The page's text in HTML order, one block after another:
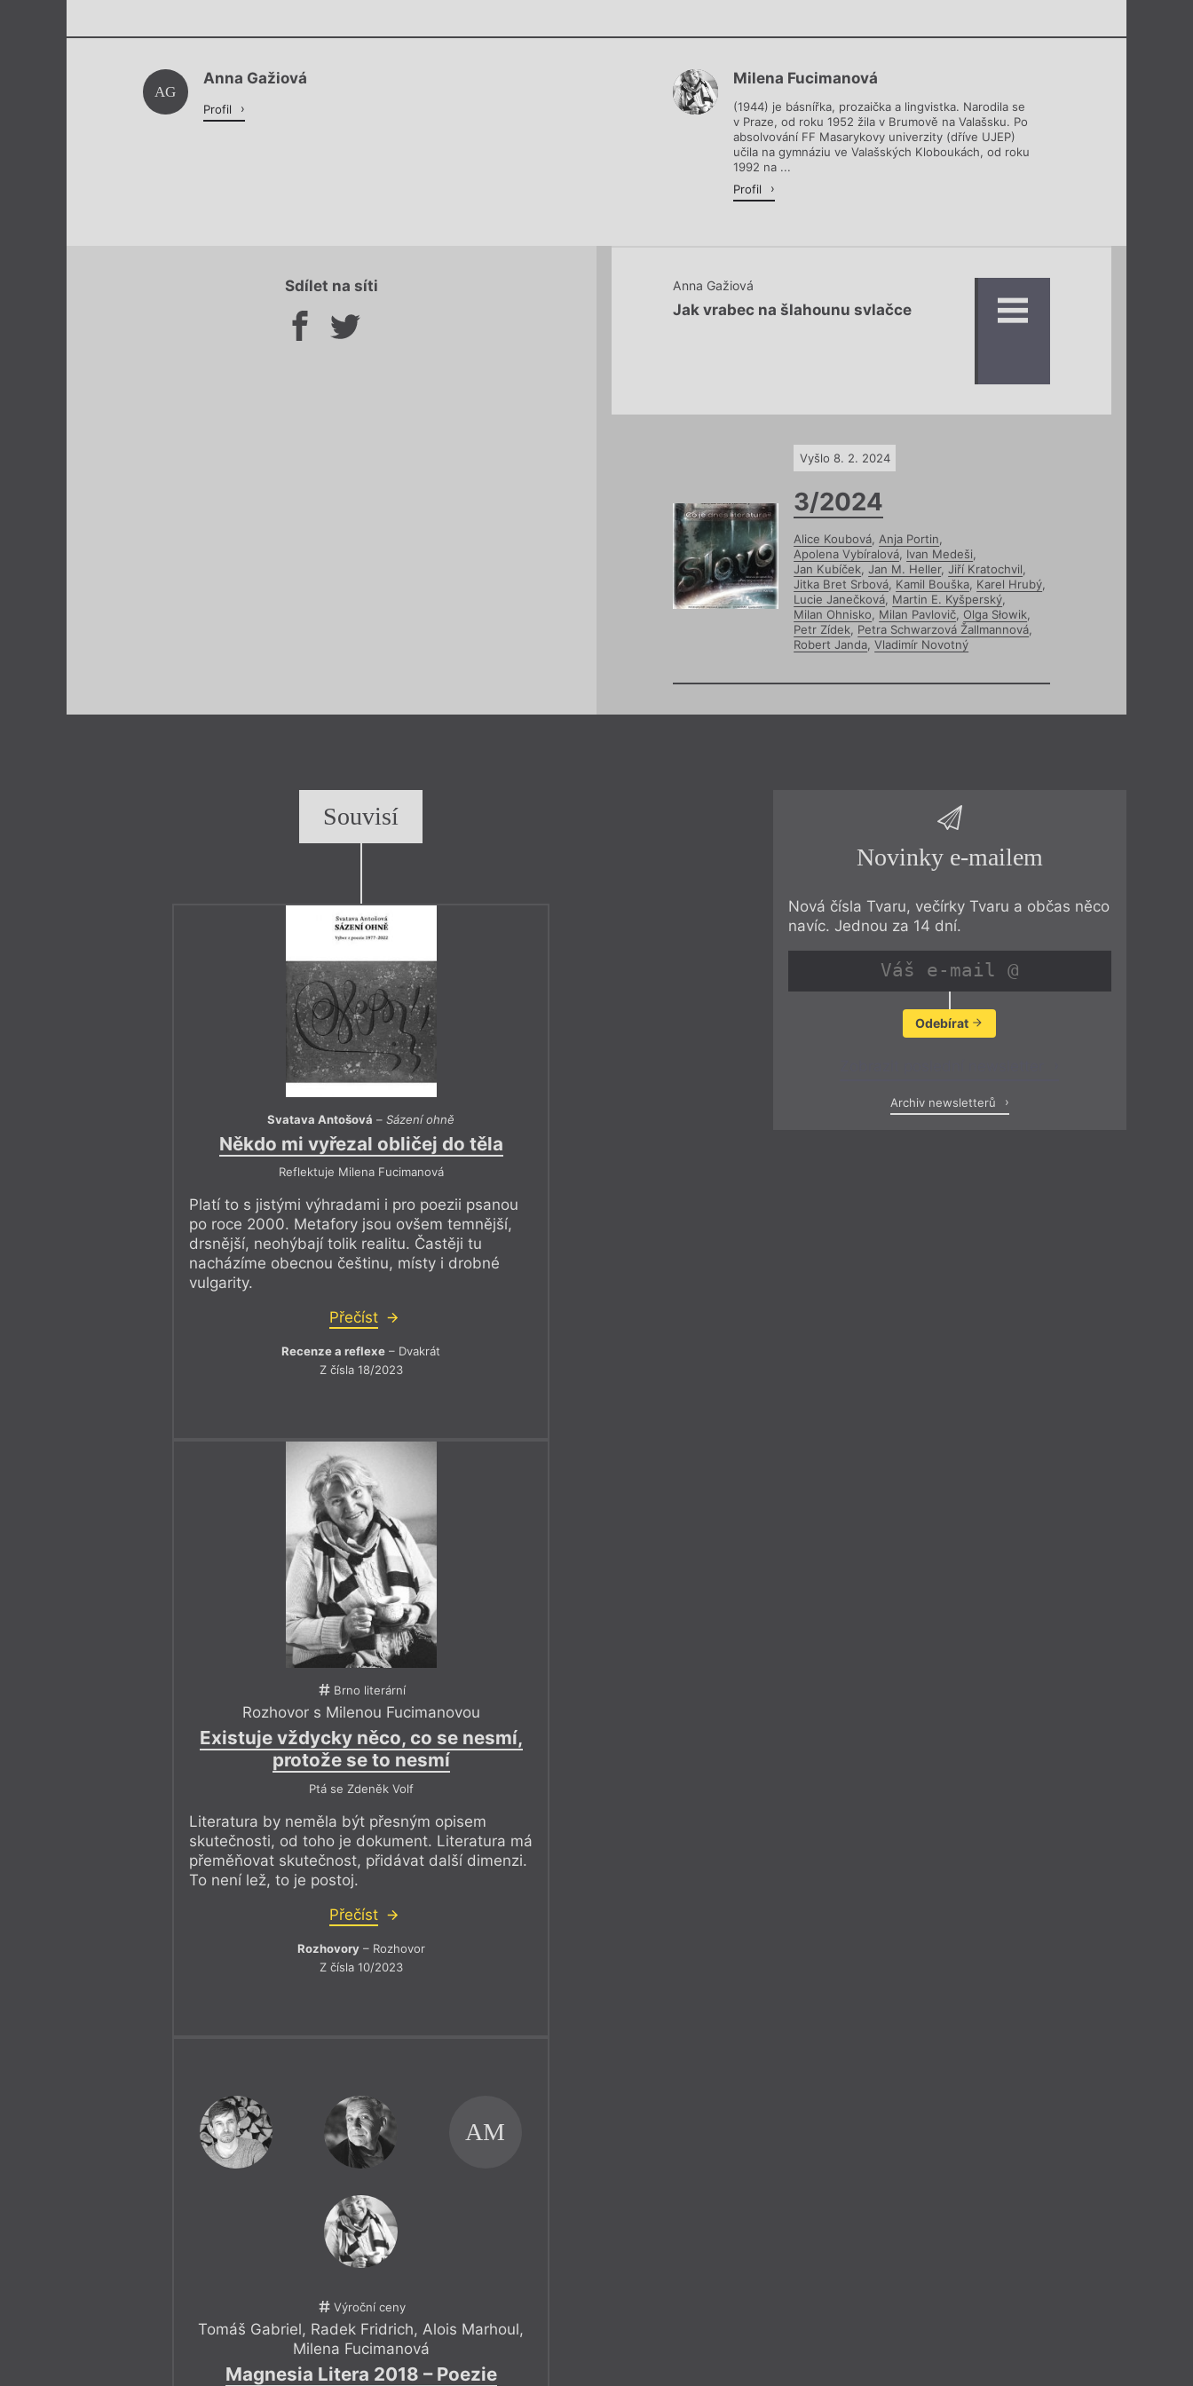
Chviličku.
AG
Anna Gažiová
Profil
Milena Fucimanová
(1944) je básnířka, prozaička a lingvistka. Narodila se
v Praze, od roku 1952 žila v Brumově na Valašsku. Po
absolvování FF Masarykovy univerzity (dříve UJEP)
učila na gymnáziu ve Valašských Kloboukách, od roku
1992 na ...
Profil
Sdílet na síti Anna Gažiová
Jak vrabec na šlahounu svlačce
Vyšlo 8. 2. 2024
3/2024
Alice Koubová, Anja Portin,
Apolena Vybíralová, Ivan Medeši,
Jan Kubíček, Jan M. Heller, Jiří Kratochvil,
Jitka Bret Srbová, Kamil Bouška, Karel Hrubý,
Lucie Janečková, Martin E. Kyšperský,
Milan Ohnisko, Milan Pavlovič, Olga Słowik,
Petr Zídek, Petra Schwarzová Žallmannová,
Robert Janda, Vladimír Novotný
Souvisí
Svatava Antošová –Sázení ohně
Někdo mi vyřezal obličej do těla
Reflektuje Milena Fucimanová
Platí to s jistými výhradami i pro poezii psanou
po roce 2000. Metafory jsou ovšem temnější,
drsnější, neohýbají tolik realitu. Častěji tu
nacházíme obecnou češtinu, místy i drobné
vulgarity.
Přečíst
Recenze a reflexe – Dvakrát
Z čísla 18/2023
Brno literární
Rozhovor s Milenou Fucimanovou
Existuje vždycky něco, co se nesmí,
protože se to nesmí
Ptá se Zdeněk Volf
Literatura by neměla být přesným opisem
skutečnosti, od toho je dokument. Literatura má
přeměňovat skutečnost, přidávat další dimenzi.
To není lež, to je postoj.
Přečíst
Rozhovory– Rozhovor
Z čísla 10/2023
AM
Výroční ceny
Tomáš Gabriel, Radek Fridrich, Alois Marhoul,
Milena Fucimanová
Magnesia Litera 2018 – Poezie
Novinky e-mailem
Nová čísla Tvaru, večírky Tvaru a občas něco
navíc. Jednou za 14 dní.
Odebírat
Archiv newsletterů